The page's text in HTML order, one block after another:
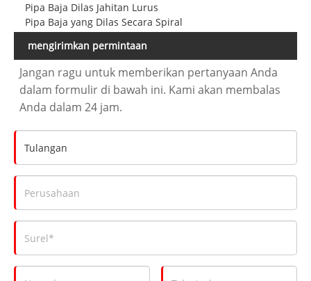
Pipa Baja Dilas Jahitan Lurus
Pipa Baja yang Dilas Secara Spiral
mengirimkan permintaan
Jangan ragu untuk memberikan pertanyaan Anda
dalam formulir di bawah ini. Kami akan membalas
Anda dalam 24 jam.